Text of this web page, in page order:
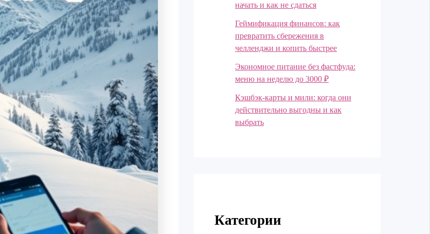
начать и как не сдаться
Геймификация финансов: как
превратить сбережения в
челленджи и копить быстрее
Экономное питание без фастфуда:
меню на неделю до 3000 ₽
Кэшбэк-карты и мили: когда они
действительно выгодны и как
выбрать
Категории